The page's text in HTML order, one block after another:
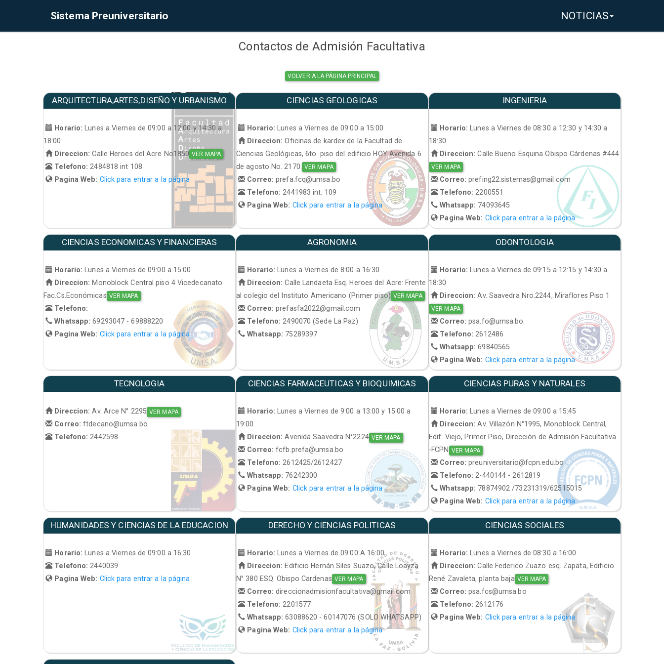
Sistema Preuniversitario NOTICIAS
Contactos de Admisión Facultativa
VOLVER A LA PÁGINA PRINCIPAL
ARQUITECTURA,ARTES,DISEÑO Y URBANISMO
Horario:
Lunes a Viernes de 09:00 a 12:00 y 14:30 a
18:00
Direccion: Calle Heroes del Acre No1850 VER MAPA
Telefono: 2484818 int 108
Pagina Web: Click para entrar a la página
CIENCIAS GEOLOGICAS
Horario:
Lunes a Viernes de 09:00 a 15:00
Direccion: Oficinas de kardex de la Facultad de
Ciencias Geológicas, 6to. piso del edificio HOY Avenida 6
de agosto No. 2170.
VER MAPA
Correo:prefa.fcq@umsa.bo
Telefono: 2441983 int. 109
Pagina Web: Click para entrar a la página
INGENIERIA
Horario:
Lunes a Viernes de 08:30 a 12:30 y 14:30 a
18:30
Direccion: Calle Bueno Esquina Obispo Cárdenas #444
VER MAPA
Correo:prefing22.sistemas@gmail.com
Telefono: 2200551
Whatsapp: 74093645
Pagina Web: Click para entrar a la página
CIENCIAS ECONOMICAS Y FINANCIERAS
Horario:
Lunes a Viernes de 09:00 a 15:00
Direccion: Monoblock Central piso 4 Vicedecanato
Fac.Cs.Económicas VER MAPA
Telefono:
Whatsapp:69293047 - 69888220
Pagina Web: Click para entrar a la página
AGRONOMIA
Horario:
Lunes a Viernes de 8:00 a 16:30
Direccion: Calle Landaeta Esq. Heroes del Acre: Frente
al colegio del Instituto Americano (Primer piso) VER MAPA
Correo:prefasfa2022@gmail.com
Telefono: 2490070 (Sede La Paz)
Whatsapp: 75289397
ODONTOLOGIA
Horario:
Lunes a Viernes de 09:15 a 12:15 y 14:30 a
18:30
Direccion: Av. Saavedra Nro.2244, Miraflores Piso 1
VER MAPA
Correo:psa.fo@umsa.bo
Telefono: 2612486
Whatsapp:69840565
Pagina Web: Click para entrar a la página
TECNOLOGIA
Direccion: Av. Arce N° 2295 VER MAPA
Correo:ftdecano@umsa.bo
Telefono:2442598
CIENCIAS FARMACEUTICAS Y BIOQUIMICAS
Horario: Lunes a Viernes de 9:00 a 13:00 y 15:00 a
19:00
Direccion: Avenida Saavedra N°2224 VER MAPA
Correo:fcfb.prefa@umsa.bo
Telefono:2612425/2612427
Whatsapp: 76242300
Pagina Web: Click para entrar a la página
CIENCIAS PURAS Y NATURALES
Horario: Lunes a Viernes de 09:00 a 15:45
Direccion: Av. Villazón N°1995, Monoblock Central,
Edif. Viejo, Primer Piso, Dirección de Admisión Facultativa
-FCPN VER MAPA
Correo:preuniversitario@fcpn.edu.bo
Telefono:2-440144 - 2612819
Whatsapp: 78874902 /73231319/62515015
Pagina Web: Click para entrar a la página
HUMANIDADES Y CIENCIAS DE LA EDUCACION
Horario:
Lunes a Viernes de 09:00 a 16:30
Telefono: 2440039
Pagina Web: Click para entrar a la página
DERECHO Y CIENCIAS POLITICAS
Horario:
Lunes a Viernes de 09:00 A 16:00
Direccion: Edificio Hernán Siles Suazo, Calle Loayza
N° 380 ESQ. Obispo Cardenas VER MAPA
Correo:direccionadmisionfacultativa@gmail.com
Telefono: 2201577
Whatsapp:63088620 - 60147076 (SOLO WHATSAPP)
Pagina Web: Click para entrar a la página
CIENCIAS SOCIALES
Horario:
Lunes a Viernes de 08:30 a 16:00
Direccion: Calle Federico Zuazo esq. Zapata, Edificio
René Zavaleta, planta baja VER MAPA
Correo:psa.fcs@umsa.bo
Telefono: 2612176
Pagina Web: Click para entrar a la página